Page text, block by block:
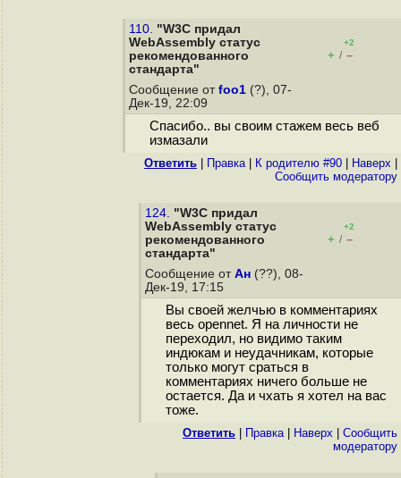
110. "W3C придал
WebAssembly статус
рекомендованного
стандарта"
+2
+ / –
Сообщение от foo1 (?), 07-
Дек-19, 22:09
Спасибо.. вы своим стажем весь веб
измазали
Ответить Правка| К родителю #90 Наверх
Cообщить модератору
124. "W3C придал
WebAssembly статус
рекомендованного
стандарта"
+2
+ / –
Сообщение от Ан (??), 08-
Дек-19, 17:15
Вы своей желчью в комментариях
весь opennet. Я на личности не
переходил, но видимо таким
индюкам и неудачникам, которые
только могут сраться в
комментариях ничего больше не
остается. Да и чхать я хотел на вас
тоже.
Ответить Правка| Наверх
Cообщить
модератору